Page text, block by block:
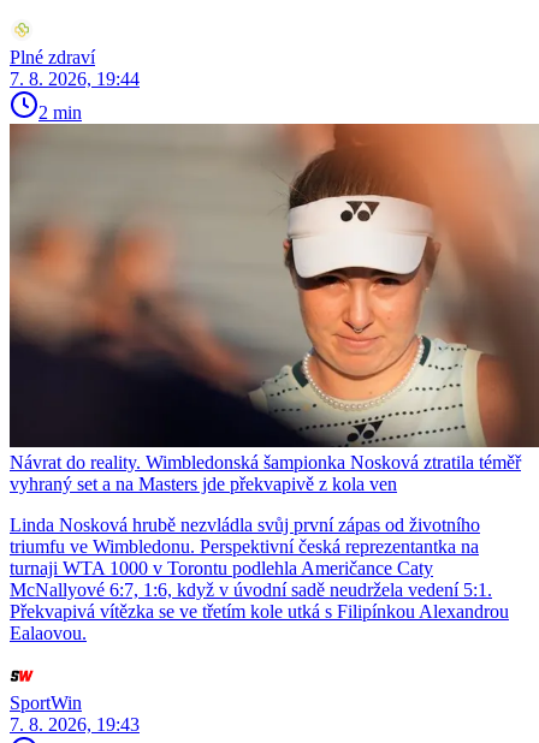
Plné zdraví
7. 8. 2026, 19:44
2 min
Návrat do reality. Wimbledonská šampionka Nosková ztratila téměř
vyhraný set a na Masters jde překvapivě z kola ven
Linda Nosková hrubě nezvládla svůj první zápas od životního
triumfu ve Wimbledonu. Perspektivní česká reprezentantka na
turnaji WTA 1000 v Torontu podlehla Američance Caty
McNallyové 6:7, 1:6, když v úvodní sadě neudržela vedení 5:1.
Překvapivá vítězka se ve třetím kole utká s Filipínkou Alexandrou
Ealaovou.
SportWin
7. 8. 2026, 19:43